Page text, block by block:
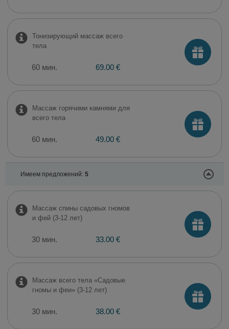
Тонизирующий массаж всего
тела
60 мин. 69.00 €
Массаж горячими камнями для
всего тела
60 мин. 49.00 €
Имеем предложений: 5
Массаж спины садовых гномов
и фей (3-12 лет)
30 мин. 33.00 €
Массаж всего тела «Садовые
гномы и феи» (3-12 лет)
30 мин. 38.00 €